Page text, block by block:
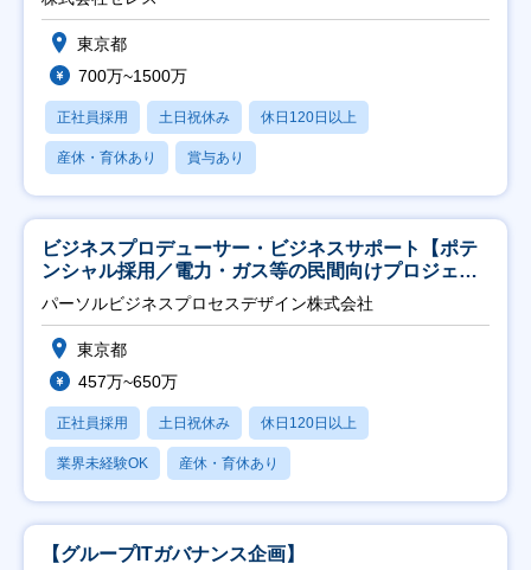
東京都
700万~1500万
正社員採用 土日祝休み 休日120日以上
産休・育休あり 賞与あり
ビジネスプロデューサー・ビジネスサポート【ポテ
ンシャル採用／電力・ガス等の民間向けプロジェク
ト推進】
パーソルビジネスプロセスデザイン株式会社
東京都
457万~650万
正社員採用 土日祝休み 休日120日以上
業界未経験OK 産休・育休あり
【グループITガバナンス企画】